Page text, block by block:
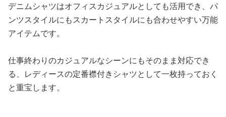
デニムシャツはオフィスカジュアルとしても活用でき、パ
ンツスタイルにもスカートスタイルにも合わせやすい万能
アイテムです。
仕事終わりのカジュアルなシーンにもそのまま対応でき
る、レディースの定番襟付きシャツとして一枚持っておく
と重宝します。